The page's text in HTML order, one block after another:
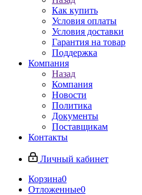
Как купить
Условия оплаты
Условия доставки
Гарантия на товар
Поддержка
Компания
Назад
Компания
Новости
Политика
Документы
Поставщикам
Контакты
Личный кабинет
Корзина0
Отложенные0